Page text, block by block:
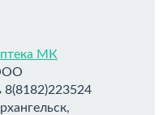
МК
8(8182)223524